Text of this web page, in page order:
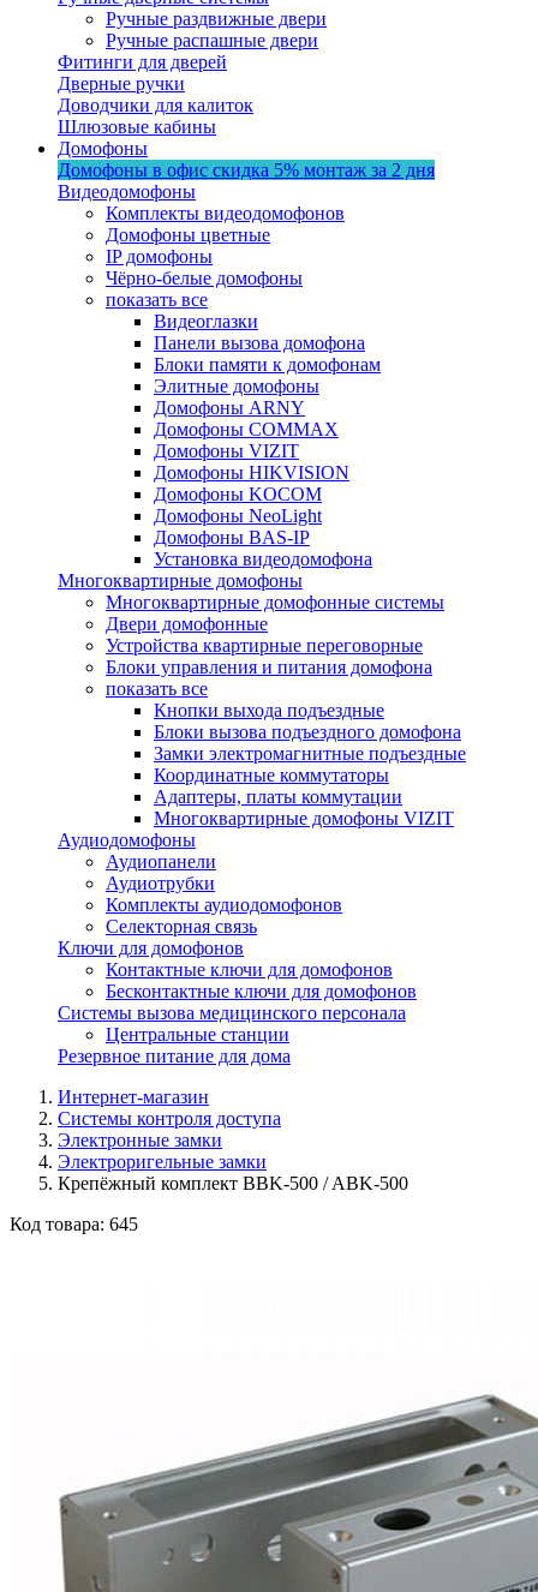
Ручные раздвижные двери
Ручные распашные двери
Фитинги для дверей
Дверные ручки
Доводчики для калиток
Шлюзовые кабины
Домофоны
Домофоны в офис скидка 5% монтаж за 2 дня
Видеодомофоны
Комплекты видеодомофонов
Домофоны цветные
IP домофоны
Чёрно-белые домофоны
показать все
Видеоглазки
Панели вызова домофона
Блоки памяти к домофонам
Элитные домофоны
Домофоны ARNY
Домофоны COMMAX
Домофоны VIZIT
Домофоны HIKVISION
Домофоны KOCOM
Домофоны NeoLight
Домофоны BAS-IP
Установка видеодомофона
Многоквартирные домофоны
Многоквартирные домофонные системы
Двери домофонные
Устройства квартирные переговорные
Блоки управления и питания домофона
показать все
Кнопки выхода подъездные
Блоки вызова подъездного домофона
Замки электромагнитные подъездные
Координатные коммутаторы
Адаптеры, платы коммутации
Многоквартирные домофоны VIZIT
Аудиодомофоны
Аудиопанели
Аудиотрубки
Комплекты аудиодомофонов
Селекторная связь
Ключи для домофонов
Контактные ключи для домофонов
Бесконтактные ключи для домофонов
Системы вызова медицинского персонала
Центральные станции
Резервное питание для дома
Интернет-магазин
Системы контроля доступа
Электронные замки
Электроригельные замки
Крепёжный комплект BBK-500 / ABK-500
Код товара: 645